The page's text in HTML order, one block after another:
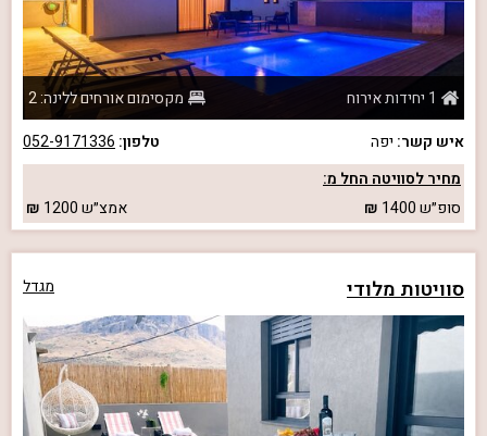
1 יחידות אירוח
מקסימום אורחים ללינה: 2
איש קשר: יפה טלפון: 052-9171336
מחיר לסוויטה החל מ:
סופ״ש1400 אמצ״ש1200
סוויטות מלודי מגדל